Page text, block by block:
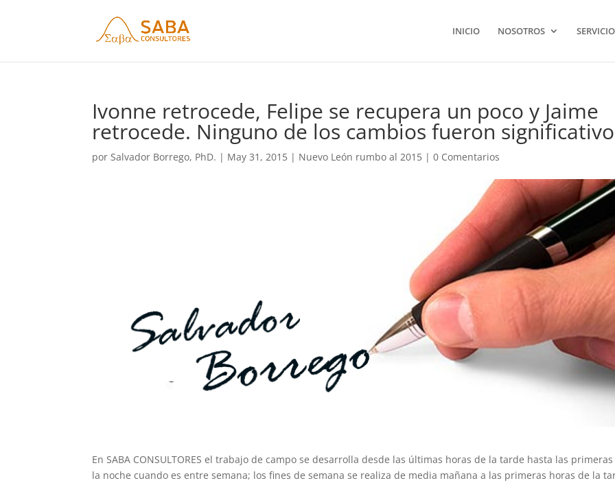
INICIO NOSOTROS
Ivonne retrocede, Felipe se recupera un poco y Jaime
retrocede. Ninguno de los cambios fueron
porSalvador Borrego, PhD. | May 31, 2015 | Nuevo León rumbo al 2015 |0 Comentarios
En SABA CONSULTORES el trabajo de campo se desarrolla desde las últimas horas de la tarde hasta las
la noche cuando es entre semana; los fines de semana se realiza de media mañana a las primeras horas de la